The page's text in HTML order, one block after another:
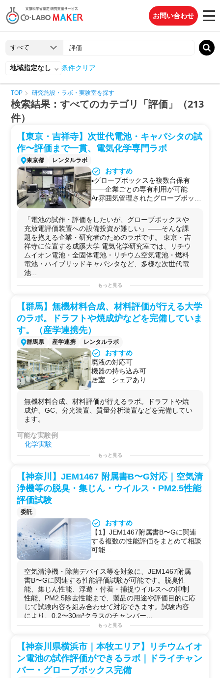
お問い合わせ
地域指定なし 条件クリア
TOP 研究施設・ラボ・実験室を探す
検索結果：すべてのカテゴリ「評価」（213
件）
【東京・吉祥寺】次世代電池・キャパシタの試
作〜評価まで一貫、電気化学専門ラボ
東京都 レンタルラボ
おすすめ
▪️グローブボックスを複数台保有
——企業ごとの専有利用が可能
Ar雰囲気管理されたグローブボック
ーブボックスジャパン・アール・
UNICO）。金属Liや揮発性電解液を
扱う実験でも、企業ごとに専有して
使えるため他の利用者と干渉しませ
ん。
▪️コインセル〜ラミネートセルま
で、試作の全工程が一箇所で完結
100）→塗工（TC-1）→ロールプレ
→充放電評価まで、セル作製の全工
程を同一ラボ内で実施可能。往来の
手間なく、スムーズに実験を進めら
▪️NIMS共同研究でリチウム空気電池
の出力電流10倍化を達成した専門家
がサポート
担当教授はリチウム空気電池・ハイ
ブリッドキャパシタ・電解質分子設
計の第一人者。JST-ALCA・
「初めての電池実験」から「予算獲
得前のコンサル相談」まで柔軟に対
多条件の並行スクリーニングや長期
す。
「電池の試作・評価をしたいが、グローブボックスや
充放電評価装置への設備投資が難しい」——そんな課
題を抱える企業・研究者のためのラボです。 東京・吉
祥寺に位置する成蹊大学 電気化学研究室では、リチウ
ムイオン電池・全固体電池・リチウム空気電池・燃料
電池・ハイブリッドキャパシタなど、多様な次世代電
池...
リチウムイオン電池（コインセル・ラミネートセル）の
試作 / 全
固体電池 セルの作製 /リチウム空気電池
の試作 /
ハイブリッドキャパシタの作製 / 燃料 電池の作製
・
電気化学評価
定電流 充放電試験
・長期サイクル試験 / 交流インピーダン
ス測定（EIS） /サイクリックボルタンメトリー
イオン導電率測定 /回転リングディスク電極
性評価
・材料・構造分析
Ar雰囲気下での
電極表面 SPM
/充放電中発生ガスのオンライン質量分析・ガスクロ定量
分析/ 引張強度試験 / 電解液の水分分析
・ その他
マグネシウム空気
一原理計算・
用途例
自社ラボに電池試作設備がない企業様が、グローブボッ
能データを取得したい場合。
電極材料・バインダー・電解液を開発している素材メー
カーが、LIBセルへの実装評価や
充放電サイクル試験を専
門家の指導のもとで実施したい場合。
全固体
参入したばかりの企業が、作製手順から評価方法まで専
門家によるOJT形式の技術指導 を受けながら段階的にスキ
ルを習得したい場合。
揮発性の高い電解液を使う電解実験や特殊な電池系の試
験を、安全なグローブボックス
もっと見る
【群馬】無機材料合成、材料評価が行える大学
のラボ。ドラフトや焼成炉などを完備していま
す。（産学連携先）
群馬県 産学連携 レンタルラボ
おすすめ
廃液の対応可
機器の持ち込み可
居室 シェアあり
無機材料合成、材料評価が行えるラボ。ドラフトや焼
成炉、GC、分光装置、質量分析装置などを完備してい
ます。
可能な実験例
化学実験
ガス分析実験
用途例
基礎研究用（化学・バイオ）
開発用
研修用
もっと見る
【神奈川】JEM1467 附属書B〜G対応｜空気清
浄機等の脱臭・集じん・ウイルス・PM2.5性能
評価試験
委託
おすすめ
【1】JEM1467附属書B〜Gに関連
する複数の性能評価をまとめて相談
可能
遊・付着・捕捉ウイルスなど、空気
清浄機・除菌デバイスに関する評価
を幅広く実施可能
【3】試験内容により、0.2〜30m³
クラスのチャンバーを用いた条件設
計に対応
【4】ウイルスだけでなく、細菌・
カビ・アレルゲンを対象とした試験
【5】試験計画の立案段階から相談
でき、製品仕様や訴求目的に応じた
試験設計が可能
◆受託可能な試験・解析内容
空気清浄機・除菌デバイス等を対象に、JEM1467附属
書B〜Gに関連する性能評価試験が可能です。脱臭性
能、集じん性能、浮遊・付着・捕捉ウイルスへの抑制
性能、PM2.5除去性能まで、製品の用途や評価目的に応
じて試験内容を組み合わせて対応できます。試験内容
により、0.2〜30m³クラスのチャンバー...
もっと見る
【神奈川県横浜市｜本牧エリア】リチウムイオ
ン電池の試作評価ができるラボ｜ドライチャン
バー・グローブボックス完備